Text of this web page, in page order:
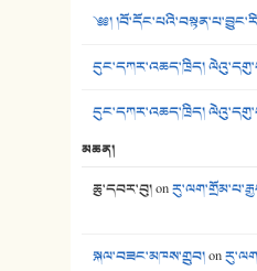
༄༅།
དུང་དཀར་འཆད་ཁྲིད།
དུང་དཀར་འཆད་ཁྲིད།
མཆན།
ཆུ་དབར་བུ།on
སྐལ་བཟང་མཁས་གྲུབ།on